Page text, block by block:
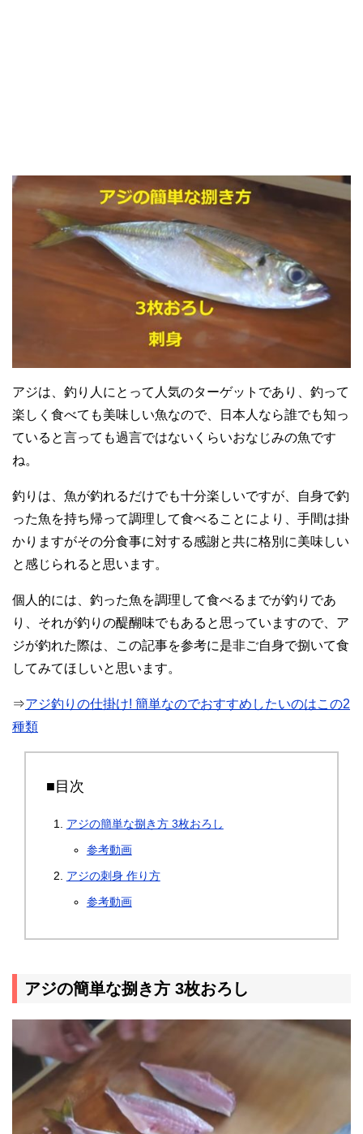
アジは、釣り人にとって人気のターゲットであり、釣って
楽しく食べても美味しい魚なので、日本人なら誰でも知っ
ていると言っても過言ではないくらいおなじみの魚です
ね。
釣りは、魚が釣れるだけでも十分楽しいですが、自身で釣
った魚を持ち帰って調理して食べることにより、手間は掛
かりますがその分食事に対する感謝と共に格別に美味しい
と感じられると思います。
個人的には、釣った魚を調理して食べるまでが釣りであ
り、それが釣りの醍醐味でもあると思っていますので、ア
ジが釣れた際は、この記事を参考に是非ご自身で捌いて食
してみてほしいと思います。
⇒アジ釣りの仕掛け! 簡単なのでおすすめしたいのはこの2
種類
■目次
アジの簡単な捌き方 3枚おろし
参考動画
アジの刺身 作り方
参考動画
アジの簡単な捌き方 3枚おろし